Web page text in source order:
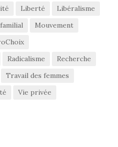
Liberté
Libéralisme
Mouvement
Radicalisme
Recherche
Travail des femmes
Vie privée